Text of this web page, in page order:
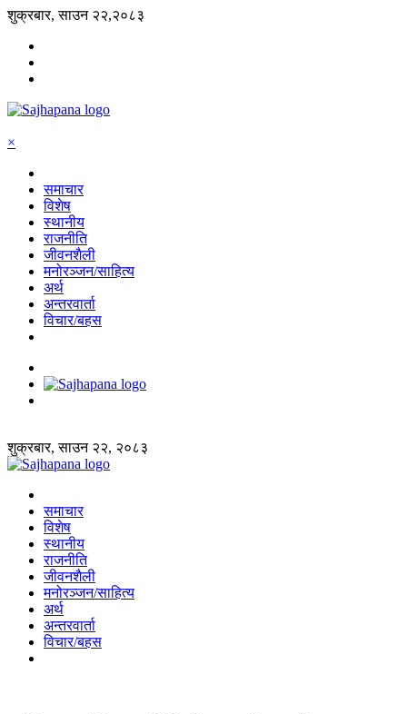
शुक्रबार, साउन २२,२०८३
×
समाचार
विशेष
स्थानीय
राजनीति
जीवनशैली
मनोरञ्जन/साहित्य
अर्थ
अन्तरवार्ता
विचार/बहस
शुक्रबार, साउन २२, २०८३
समाचार
विशेष
स्थानीय
राजनीति
जीवनशैली
मनोरञ्जन/साहित्य
अर्थ
अन्तरवार्ता
विचार/बहस